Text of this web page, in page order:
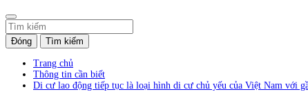
Đóng Tìm kiếm
Trang chủ
Thông tin cần biết
Di cư lao động tiếp tục là loại hình di cư chủ yếu của Việt Nam với